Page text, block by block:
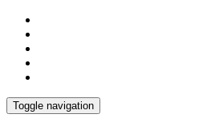
Toggle navigation